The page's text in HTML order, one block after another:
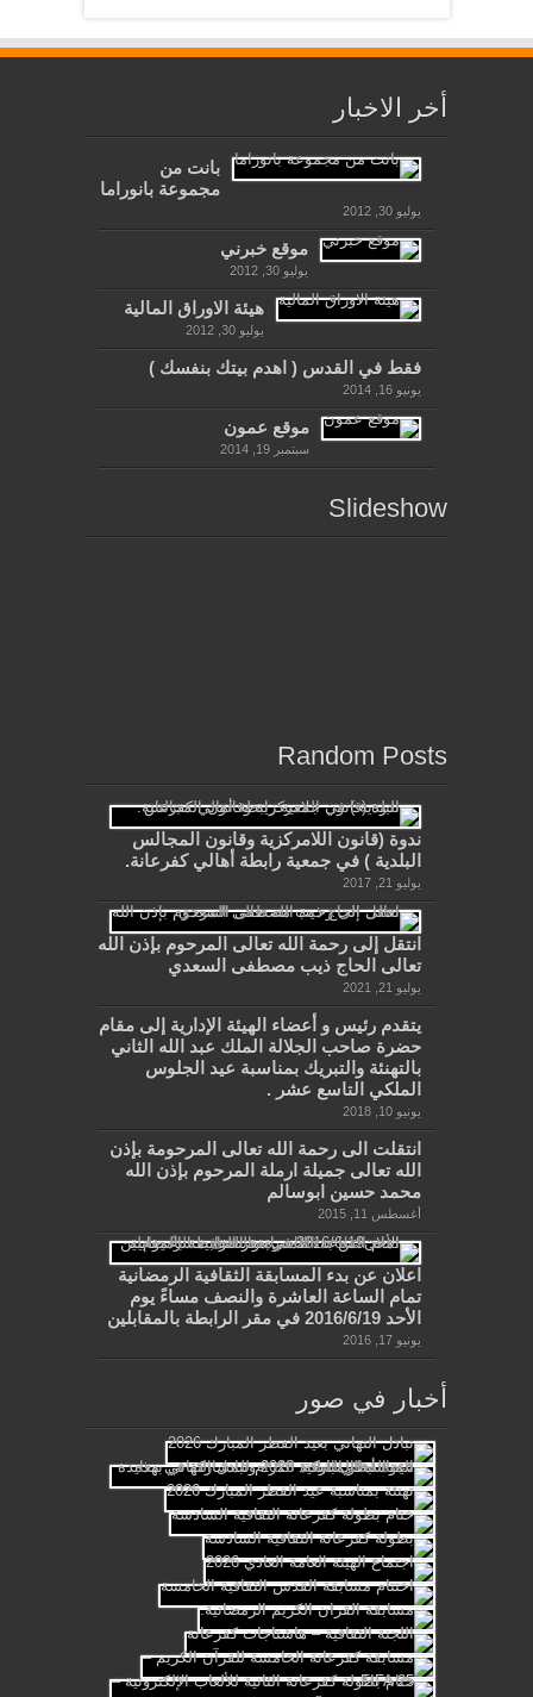
أخر الاخبار
بانت من
مجموعة بانوراما
يوليو 30, 2012
موقع خبرني
يوليو 30, 2012
هيئة الاوراق المالية
يوليو 30, 2012
فقط في القدس ( اهدم بيتك بنفسك )
يونيو 16, 2014
موقع عمون
سبتمبر 19, 2014
Slideshow
Random Posts
ندوة (قانون اللامركزية وقانون المجالس
البلدية ) في جمعية رابطة أهالي كفرعانة.
يوليو 21, 2017
انتقل إلى رحمة الله تعالى المرحوم بإذن الله
تعالى الحاج ذيب مصطفى السعدي
يوليو 21, 2021
يتقدم رئيس و أعضاء الهيئة الإدارية إلى مقام
حضرة صاحب الجلالة الملك عبد الله الثاني
بالتهنئة والتبريك بمناسبة عيد الجلوس
الملكي التاسع عشر .
يونيو 10, 2018
انتقلت الى رحمة الله تعالى المرحومة بإذن
الله تعالى جميلة ارملة المرحوم بإذن الله
محمد حسين ابوسالم
أغسطس 11, 2015
اعلان عن بدء المسابقة الثقافية الرمضانية
تمام الساعة العاشرة والنصف مساءً يوم
الأحد 2016/6/19 في مقر الرابطة بالمقابلين
يونيو 17, 2016
أخبار في صور